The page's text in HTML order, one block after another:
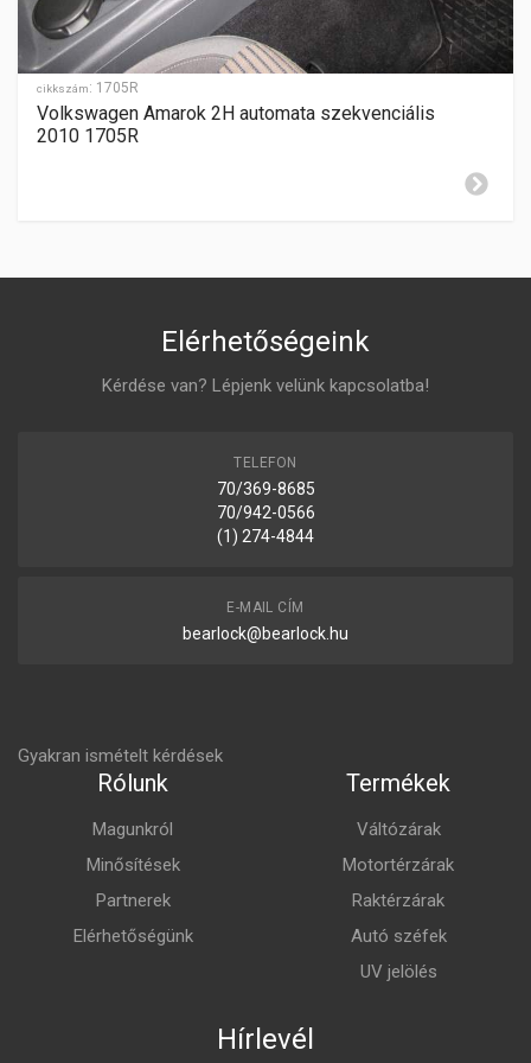
HÁTRAMENET
GYÁRTÁSI ÉV
2003-2008
ZÁR CILINDER ELHELYEZÉSE
cikkszám: 1705R
Volkswagen Amarok 2H automata szekvenciális
2010 1705R
Elérhetőségeink
Kérdése van? Lépjenk velünk kapcsolatba!
TELEFON
70/369-8685
70/942-0566
(1) 274-4844
E-MAIL CÍM
bearlock@bearlock.hu
Gyakran ismételt kérdések
Rólunk
Magunkról
Minősítések
Partnerek
Elérhetőségünk
Termékek
Váltózárak
Motortérzárak
Raktérzárak
Autó széfek
UV jelölés
Hírlevél